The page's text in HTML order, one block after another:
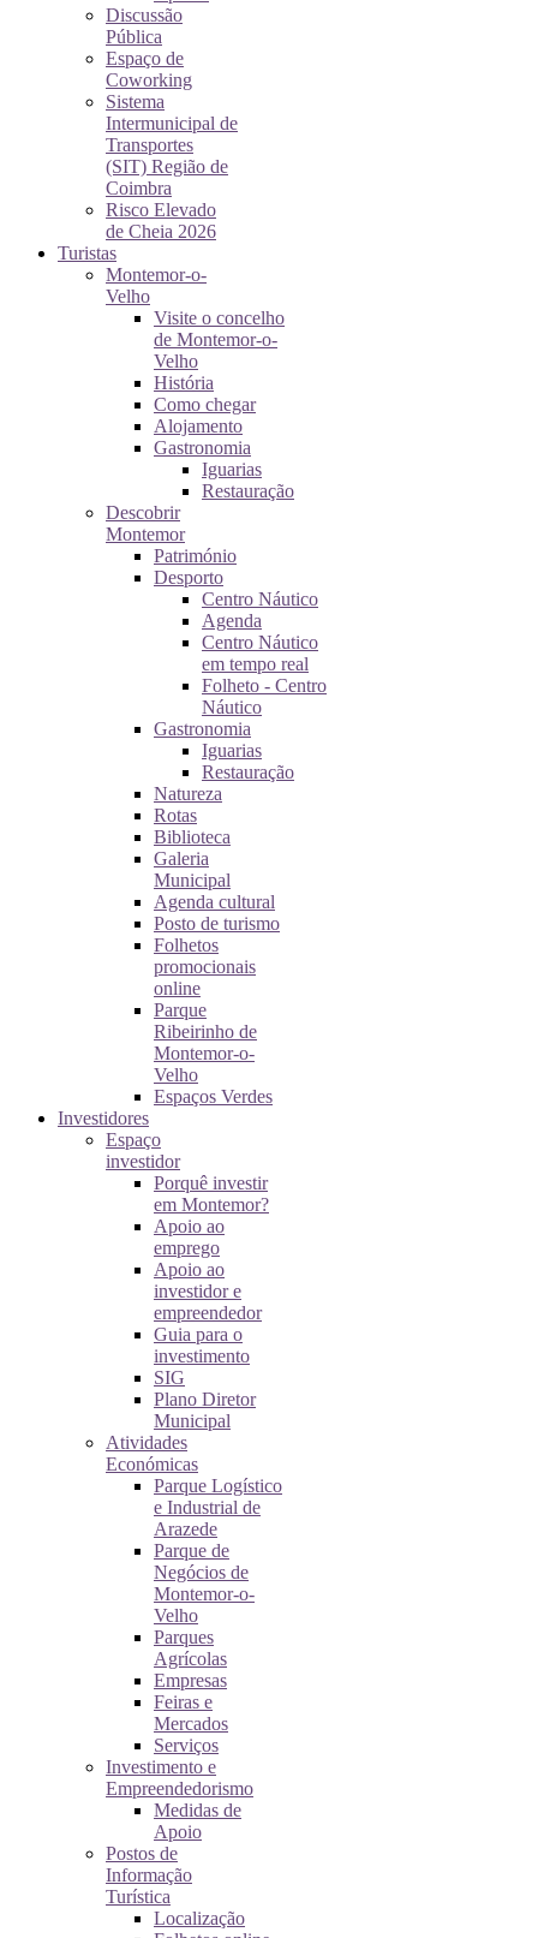
Discussão
Pública
Espaço de
Coworking
Sistema
Intermunicipal de
Transportes
(SIT) Região de
Coimbra
Risco Elevado
de Cheia 2026
Turistas
Montemor-o-
Velho
Visite o concelho
de Montemor-o-
Velho
História
Como chegar
Alojamento
Gastronomia
Iguarias
Restauração
Descobrir
Montemor
Património
Desporto
Centro Náutico
Agenda
Centro Náutico
em tempo real
Folheto - Centro
Náutico
Gastronomia
Iguarias
Restauração
Natureza
Rotas
Biblioteca
Galeria
Municipal
Agenda cultural
Posto de turismo
Folhetos
promocionais
online
Parque
Ribeirinho de
Montemor-o-
Velho
Espaços Verdes
Investidores
Espaço
investidor
Porquê investir
em Montemor?
Apoio ao
emprego
Apoio ao
investidor e
empreendedor
Guia para o
investimento
SIG
Plano Diretor
Municipal
Atividades
Económicas
Parque Logístico
e Industrial de
Arazede
Parque de
Negócios de
Montemor-o-
Velho
Parques
Agrícolas
Empresas
Feiras e
Mercados
Serviços
Investimento e
Empreendedorismo
Medidas de
Apoio
Postos de
Informação
Turística
Localização